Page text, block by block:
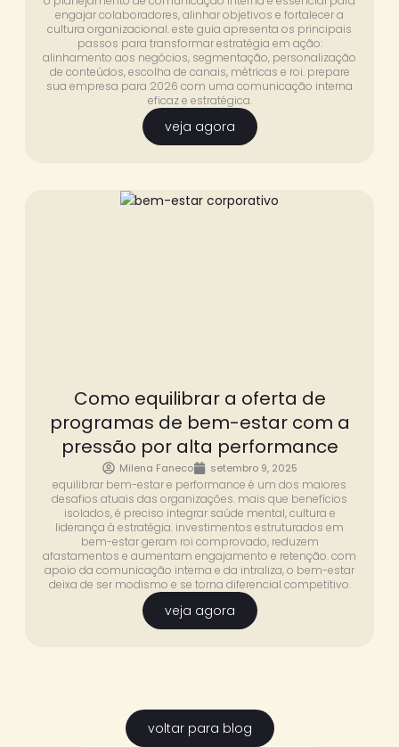
engajar colaboradores, alinhar objetivos e fortalecer a
cultura organizacional. este guia apresenta os principais
passos para transformar estratégia em ação:
alinhamento aos negócios, segmentação, personalização
de conteúdos, escolha de canais, métricas e roi. prepare
sua empresa para 2026 com uma comunicação interna
eficaz e estratégica.
veja agora
Como equilibrar a oferta de
programas de bem-estar com a
pressão por alta performance
Milena Faneco setembro 9, 2025
equilibrar bem-estar e performance é um dos maiores
desafios atuais das organizações. mais que benefícios
isolados, é preciso integrar saúde mental, cultura e
liderança à estratégia. investimentos estruturados em
bem-estar geram roi comprovado, reduzem
afastamentos e aumentam engajamento e retenção. com
apoio da comunicação interna e da intraliza, o bem-estar
deixa de ser modismo e se torna diferencial competitivo.
veja agora
voltar para blog